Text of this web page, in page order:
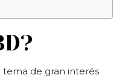
de gran interés